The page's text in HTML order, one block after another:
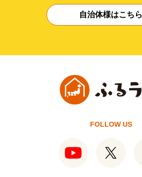
自治体様はこちら
FOLLOW US